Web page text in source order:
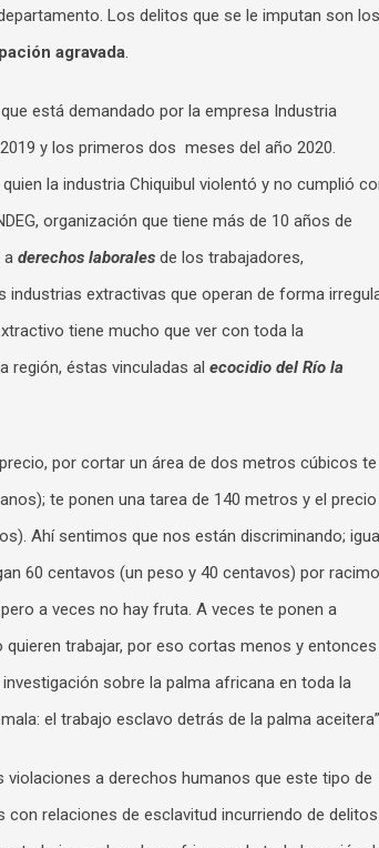
Los delitos que se le imputan son los
agravada.
está demandado por la empresa Industria
y los primeros dos meses del año 2020.
la industria Chiquibul violentó y no cumplió
organización que tiene más de 10 años de
a derechos laborales de los trabajadores,
industrias extractivas que operan de forma
tiene mucho que ver con toda la
región, éstas vinculadas al ecocidio del Río la
por cortar un área de dos metros cúbicos te
te ponen una tarea de 140 metros y el precio
Ahí sentimos que nos están discriminando;
60 centavos (un peso y 40 centavos) por
a veces no hay fruta. A veces te ponen a
trabajar, por eso cortas menos y entonces
sobre la palma africana en toda la
el trabajo esclavo detrás de la palma
a derechos humanos que este tipo de
relaciones de esclavitud incurriendo de delitos